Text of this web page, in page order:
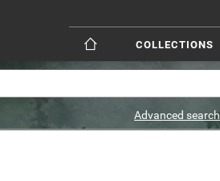
COLLECTIONS
Advanced search